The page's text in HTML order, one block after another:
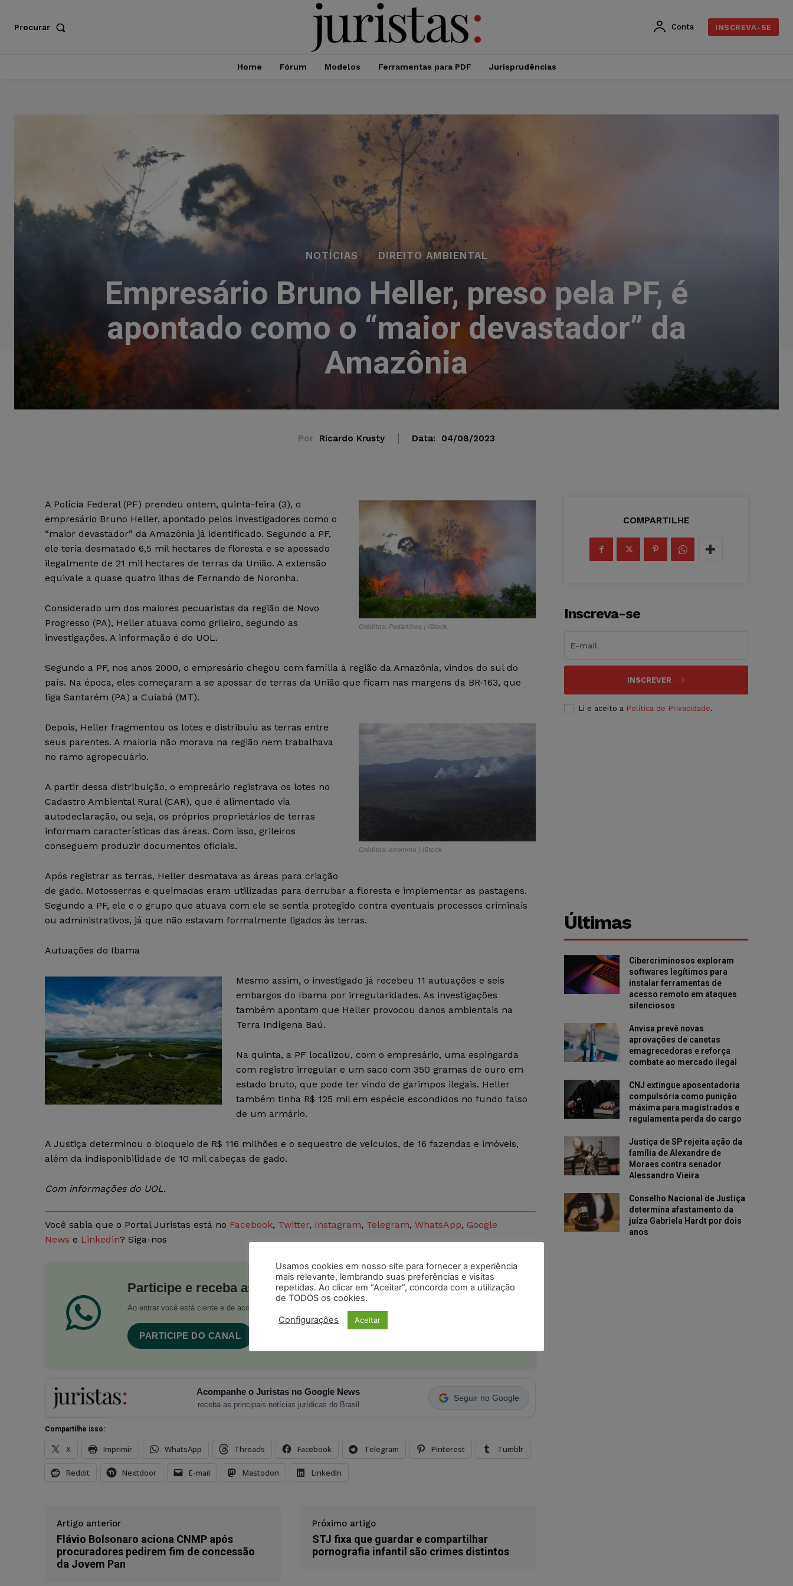
Procurar Conta INSCREVA-SE
Home Fórum Modelos Ferramentas para PDF Jurisprudências
NOTÍCIAS DIREITO AMBIENTAL
Empresário Bruno Heller, preso pela PF, é
apontado como o “maior devastador” da
Amazônia
Por Ricardo Krusty Data: 04/08/2023
Créditos: Pedarilhos | iStock
A Polícia Federal (PF) prendeu ontem, quinta-feira (3), o
empresário Bruno Heller, apontado pelos investigadores como o
“maior devastador” da Amazônia já identificado. Segundo a PF,
ele teria desmatado 6,5 mil hectares de floresta e se apossado
ilegalmente de 21 mil hectares de terras da União. A extensão
equivale a quase quatro ilhas de Fernando de Noronha.
Considerado um dos maiores pecuaristas da região de Novo
Progresso (PA), Heller atuava como grileiro, segundo as
investigações. A informação é do UOL.
Segundo a PF, nos anos 2000, o empresário chegou com família à região da Amazônia, vindos do sul do
país. Na época, eles começaram a se apossar de terras da União que ficam nas margens da BR-163, que
liga Santarém (PA) a Cuiabá (MT).
Créditos: erremmo | iStock
Depois, Heller fragmentou os lotes e distribuiu as terras entre
seus parentes. A maioria não morava na região nem trabalhava
no ramo agropecuário.
A partir dessa distribuição, o empresário registrava os lotes no
Cadastro Ambiental Rural (CAR), que é alimentado via
autodeclaração, ou seja, os próprios proprietários de terras
informam características das áreas. Com isso, grileiros
conseguem produzir documentos oficiais.
Após registrar as terras, Heller desmatava as áreas para criação
de gado. Motosserras e queimadas eram utilizadas para derrubar a floresta e implementar as pastagens.
Segundo a PF, ele e o grupo que atuava com ele se sentia protegido contra eventuais processos criminais
ou administrativos, já que não estavam formalmente ligados às terras.
Autuações do Ibama
Mesmo assim, o investigado já recebeu 11 autuações e seis
embargos do Ibama por irregularidades. As investigações
também apontam que Heller provocou danos ambientais na
Terra Indígena Baú.
Na quinta, a PF localizou, com o empresário, uma espingarda
com registro irregular e um saco com 350 gramas de ouro em
estado bruto, que pode ter vindo de garimpos ilegais. Heller
também tinha R$ 125 mil em espécie escondidos no fundo falso
de um armário.
A Justiça determinou o bloqueio de R$ 116 milhões e o sequestro de veículos, de 16 fazendas e imóveis,
além da indisponibilidade de 10 mil cabeças de gado.
Com informações do UOL.
Você sabia que o Portal Juristas está no Facebook, Twitter, Instagram, Telegram, WhatsApp, Google
News e Linkedin? Siga-nos
Participe e receba as postagens diárias do Portal Juristas.
Ao entrar você está ciente e de acordo com os
PARTICIPE DO CANAL
Acompanhe o Juristas no Google News
receba as principais notícias jurídicas do Brasil
Seguir no Google
Compartilhe isso:
X Imprimir WhatsApp Threads Facebook Telegram Pinterest Tumblr
Reddit Nextdoor E-mail Mastodon LinkedIn
Artigo anterior
Flávio Bolsonaro aciona CNMP após
procuradores pedirem fim de concessão
da Jovem Pan
Próximo artigo
STJ fixa que guardar e compartilhar
pornografia infantil são crimes distintos
COMPARTILHE
Inscreva-se
INSCREVER
Li e aceito a Política de Privacidade.
Últimas
Cibercriminosos exploram
softwares legítimos para
instalar ferramentas de
acesso remoto em ataques
silenciosos
Anvisa prevê novas
aprovações de canetas
emagrecedoras e reforça
combate ao mercado ilegal
CNJ extingue aposentadoria
compulsória como punição
máxima para magistrados e
regulamenta perda do cargo
Justiça de SP rejeita ação da
família de Alexandre de
Moraes contra senador
Alessandro Vieira
Conselho Nacional de Justiça
determina afastamento da
juíza Gabriela Hardt por dois
anos
Usamos cookies em nosso site para fornecer a experiência
mais relevante, lembrando suas preferências e visitas
repetidas. Ao clicar em “Aceitar”, concorda com a utilização
de TODOS os cookies.
Configurações Aceitar